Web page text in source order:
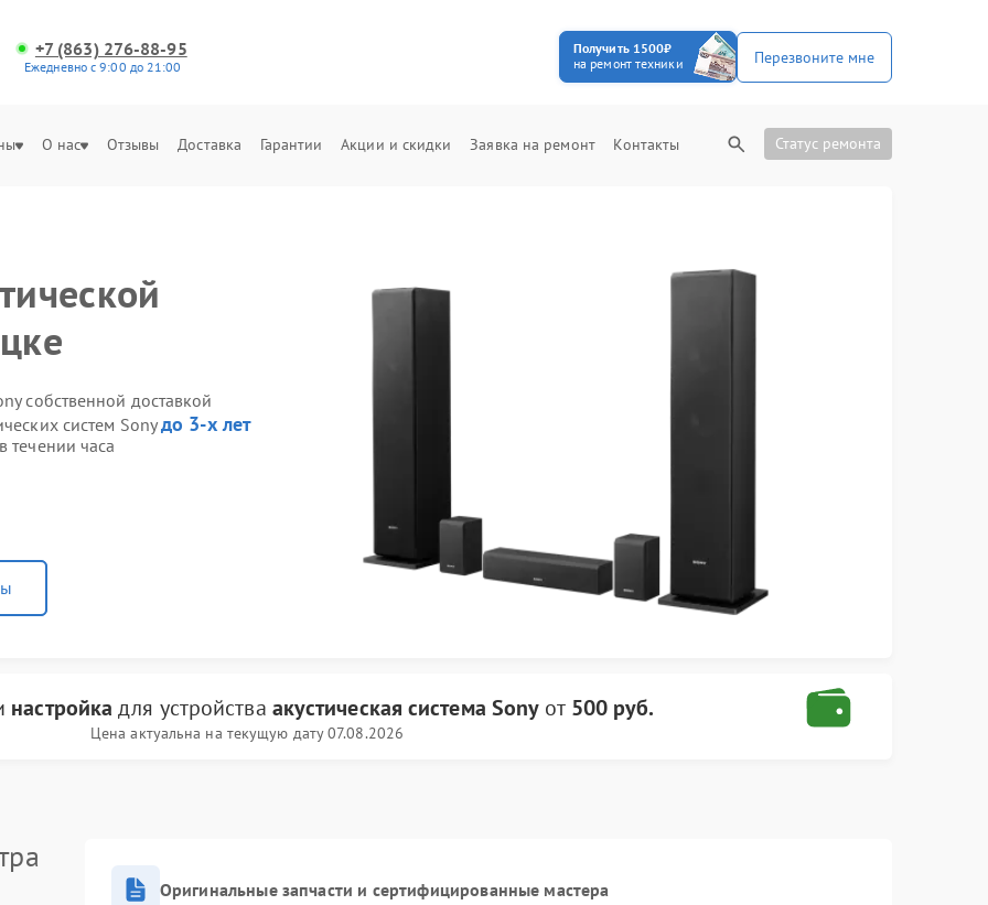
+7 (863) 276-88-95
Ежедневно с 9:00 до 21:00
Получить 1500₽
на ремонт техники
Перезвоните мне
О нас Отзывы Доставка Гарантии Акции и скидки Заявка на ремонт Контакты Статус ремонта
собственной доставкой
систем Sonyдо 3-х лет
течении часа
настройка для устройства акустическая система Sony от 500 руб.
Цена актуальна на текущую дату 07.08.2026
Оригинальные запчасти и сертифицированные мастера